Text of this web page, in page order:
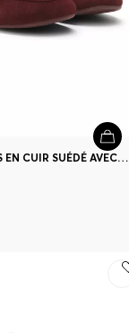
MOCASSINS EN CUIR SUÉDÉ AVEC COL ÉLASTIQUÉ